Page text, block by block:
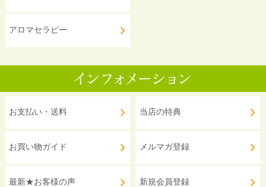
アロマセラピー
お支払い・送料
お買い物ガイド
最新★お客様の声
当店の特典
メルマガ登録
新規会員登録